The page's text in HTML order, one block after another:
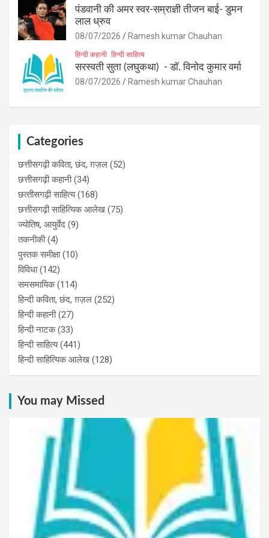
पंडवानी की अमर स्वर-सम्राज्ञी तीजन बाई- डुमन
लाल ध्रुव
08/07/2026 Ramesh kumar Chauhan
हिन्दी कहानी हिन्दी साहित्य
सरस्वती सुता (लघुकथा) ​- डॉ. विनोद कुमार वर्मा
08/07/2026 Ramesh kumar Chauhan
Categories
छत्तीसगढ़ी कविता, छंद, ग़ज़ल (52)
छत्तीसगढ़ी कहानी(34)
छत्‍तीसगढ़ी साहित्‍य(168)
छत्तीसगढ़ी साहित्यिक आलेख (75)
ज्योतिष, आयुर्वेद (9)
तकनीकी(4)
पुस्‍तक समीक्षा(10)
विविधा(142)
समसमायिक(114)
हिन्दी कविता, छंद, ग़ज़ल (252)
हिन्दी कहानी(27)
हिन्‍दी नाटक(33)
हिन्दी साहित्य(441)
हिन्दी साहित्यिक आलेख (128)
You may Missed